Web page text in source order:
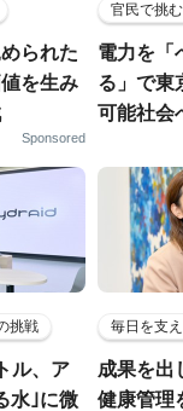
られた
を生み
Sponsored
官民で挑
電力を「
る」で東
可能社会
挑戦
ル、ア
水｣に微
毎日を支
成果を出
健康管理